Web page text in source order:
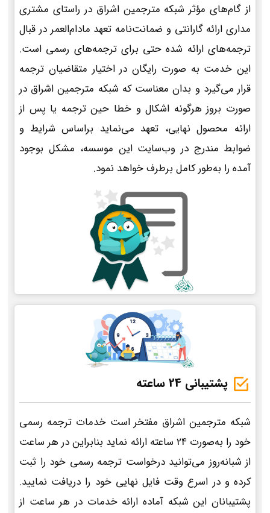
از گام‌های مؤثر شبکه مترجمین اشراق در راستای مشتری
مداری ارائه گارانتی و ضمانت‌نامه تعهد مادام‌العمر در قبال
ترجمه‌های ارائه شده حتی برای ترجمه‌های رسمی است.
این خدمت به صورت رایگان در اختیار متقاضیان ترجمه
قرار می‌گیرد و بدان معناست که شبکه مترجمین اشراق در
صورت بروز هرگونه اشکال و خطا حین ترجمه یا پس از
ارائه محصول نهایی، تعهد می‌نماید براساس شرایط و
ضوابط مندرج در وب‌سایت این موسسه، مشکل بوجود
آمده را به‌طور کامل برطرف خواهد نمود.
پشتیبانی 24 ساعته
شبکه مترجمین اشراق مفتخر است خدمات ترجمه رسمی
خود را به‌صورت 24 ساعته ارائه نماید بنابراین در هر ساعت
از شبانه‌روز می‌توانید درخواست ترجمه رسمی خود را ثبت
کرده و در اسرع وقت فایل نهایی خود را دریافت نمایید.
پشتیبانان این شبکه آماده ارائه خدمات در هر ساعت از